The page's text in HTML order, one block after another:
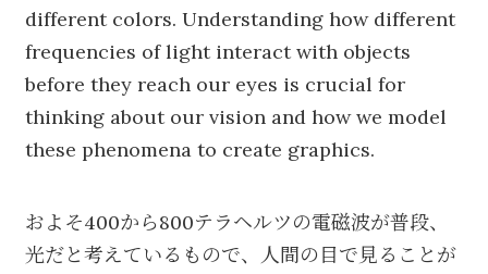
different colors. Understanding how different
frequencies of light interact with objects
before they reach our eyes is crucial for
thinking about our vision and how we model
these phenomena to create graphics.
およそ400から800テラヘルツの電磁波が普段、
光だと考えているもので、人間の目で見ることが